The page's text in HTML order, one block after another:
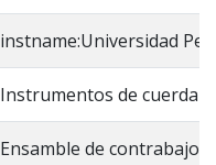
instname:Universidad
Instrumentos de cuerda
Ensamble de contrabajos